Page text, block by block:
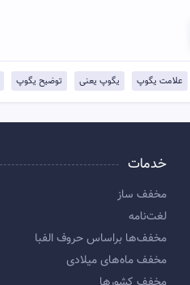
علامت یگوپ یگوپ یعنی توضيح یگوپ
خدمات
مخفف ساز
لغت‌نامه
مخفف‌ها براساس حروف الفبا
مخفف ماه‌های میلادی